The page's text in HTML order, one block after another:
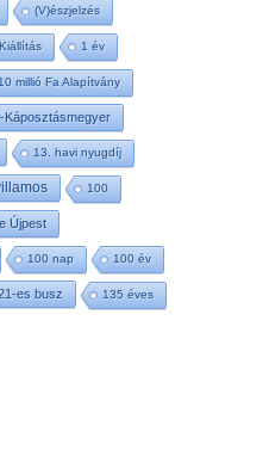
(V)észjelzés
1 év
10 millió Fa Alapítvány
Káposztásmegyer
13. havi nyugdíj
100
Újpest
100 nap 100 év
es busz 135 éves